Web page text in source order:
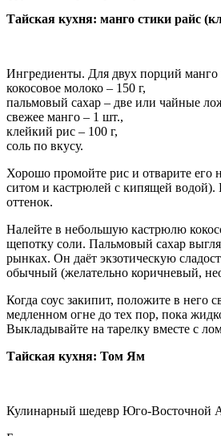
Тайская кухня: манго стики райс
Ингредиенты. Для двух порций манго
кокосовое молоко – 150 г,
пальмовый сахар – две или чайные
свежее манго – 1 шт.,
клейкий рис – 100 г,
соль по вкусу.
Хорошо промойте рис и отварите его
ситом и кастрюлей с кипящей водой).
оттенок.
Налейте в небольшую кастрюлю
щепотку соли. Пальмовый сахар
рынках. Он даёт экзотическую
обычный (желательно коричневый,
Когда соус закипит, положите в него
медленном огне до тех пор, пока
Выкладывайте на тарелку вместе с
Тайская кухня: Том Ям
Кулинарный шедевр Юго-Восточной